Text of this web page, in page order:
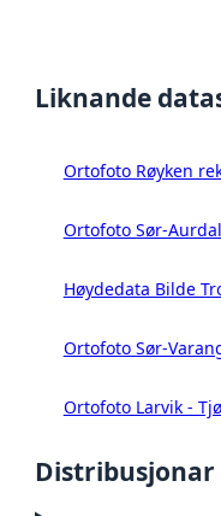
Liknande
Ortofoto Røyken
Ortofoto Sør-
Høydedata Bilde
Ortofoto Sør-
Ortofoto Larvik -
Distribusjonar